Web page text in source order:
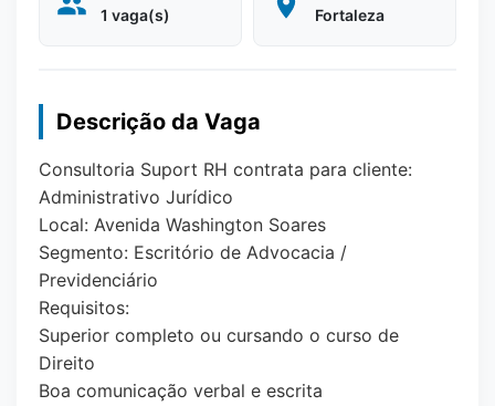
1 vaga(s) Fortaleza
Descrição da Vaga
Consultoria Suport RH contrata para cliente:
Administrativo Jurídico
Local: Avenida Washington Soares
Segmento: Escritório de Advocacia /
Previdenciário
Requisitos:
Superior completo ou cursando o curso de
Direito
Boa comunicação verbal e escrita